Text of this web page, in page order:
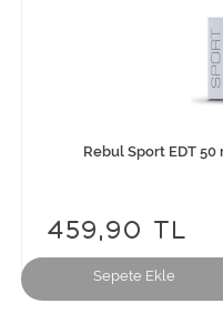
Sepete Ekle
Rebul Sport EDT 50
459,90 TL